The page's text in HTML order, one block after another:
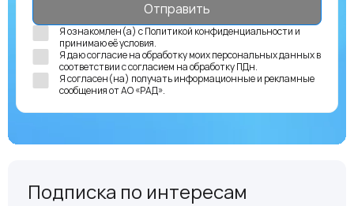
Я ознакомлен(а) сПолитикой конфиденциальности и
принимаю её условия.
Я даю согласие на обработку моих персональных данных в
соответствии ссогласием на обработку ПДн.
Я согласен(на) получатьинформационные и рекламные
сообщенияот АО «РАД».
Подписка по интересам